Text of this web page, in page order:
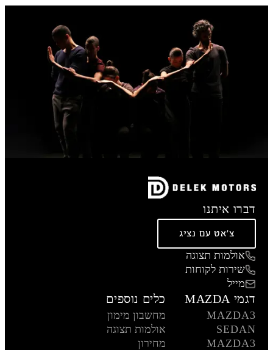
דברו איתנו
צ'אט עם נציג
אולמות תצוגה
שירות לקוחות
מייל
דגמי MAZDA
MAZDA3
SEDAN
MAZDA3
כלים נוספים
מחשבון מימון
אולמות תצוגה
מחירון